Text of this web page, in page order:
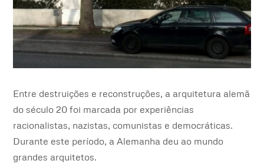
Entre destruições e reconstruções, a arquitetura alemã
do século 20 foi marcada por experiências
racionalistas, nazistas, comunistas e democráticas.
Durante este período, a Alemanha deu ao mundo
grandes arquitetos.